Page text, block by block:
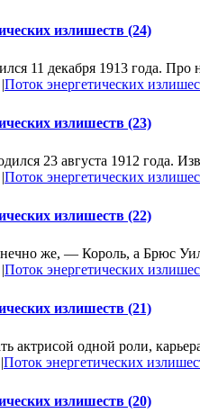
излишеств (24)
11 декабря 1913 года.
|Поток энергетических
излишеств (23)
23 августа 1912 года.
|Поток энергетических
излишеств (22)
же, — Король, а Брюс
|Поток энергетических
излишеств (21)
актрисой одной роли,
|Поток энергетических
излишеств (20)